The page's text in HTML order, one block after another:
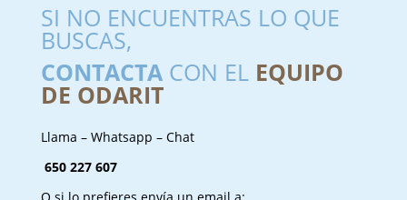
SI NO ENCUENTRAS LO QUE
BUSCAS,
CONTACTACON EL EQUIPO
DE ODARIT
Llama – Whatsapp – Chat
650 227 607